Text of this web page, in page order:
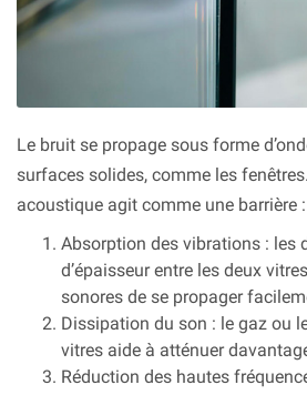
Le bruit se propage sous forme
surfaces solides, comme les
acoustique agit comme une barrière :
Absorption des vibrations : les
d’épaisseur entre les deux
sonores de se propager
Dissipation du son : le gaz ou
vitres aide à atténuer
Réduction des hautes